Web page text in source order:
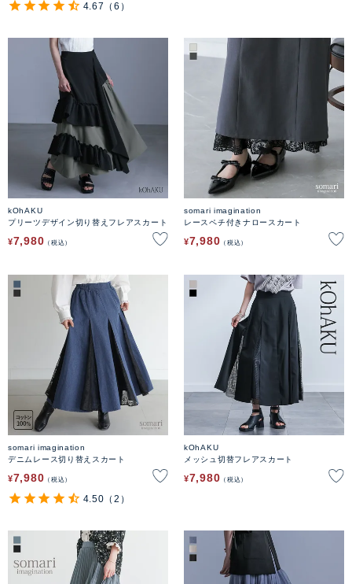
4.67 （6）
kOhAKU
プリーツデザイン切り替えフレアスカート
¥7,980 税込
somari imagination
レースペチ付きナロースカート
¥7,980 税込
somari imagination
デニムレース切り替えスカート
¥7,980 税込
4.50 （2）
kOhAKU
メッシュ切替フレアスカート
¥7,980 税込